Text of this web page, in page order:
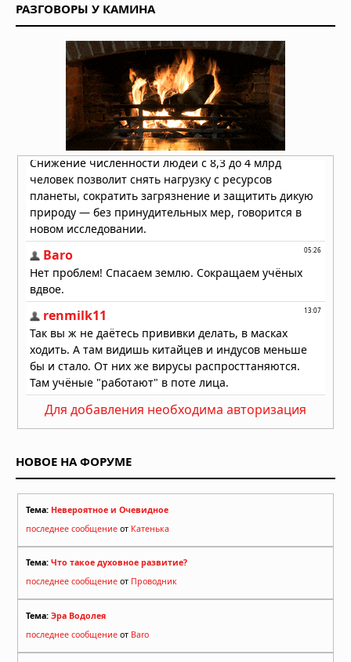
Вчера в 09:06
Магнитное поле Земли
контролирует ваш разум и решения
Вчера в 08:24
Секрет мотивации раскрыт: в мозге
есть особые клетки
Вчера в 08:11
Неандертальцы исчезли из-за
слабых социальных связей,
выяснили учёные
Вчера в 08:08
супер-Эль-Ниньо, заявил учёный
На Таманском полуострове найдены
останки древних слонов — предков
мамонтов
05.08.2026 в 09:00
Учёные предложили сократить
население Земли до 4 миллиардов к
2200 году
РАЗГОВОРЫ У КАМИНА
Для добавления необходима авторизация
НОВОЕ НА ФОРУМЕ
Тема: Невероятное и Очевидное
последнее сообщение от Катенька
Тема: Что такое духовное развитие?
последнее сообщение от Проводник
Тема: Эра Водолея
последнее сообщение от Baro